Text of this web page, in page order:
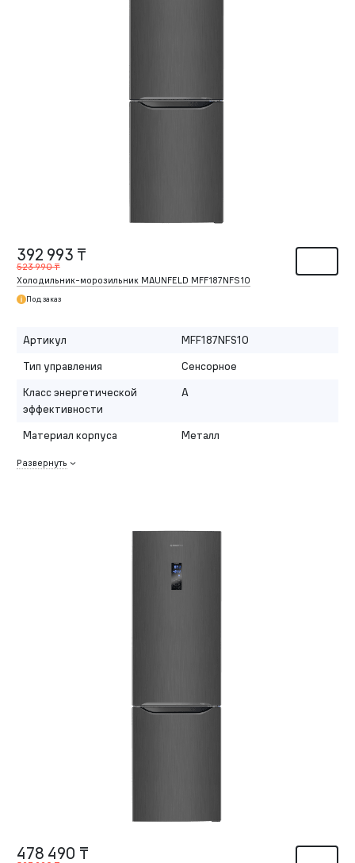
392 993 ₸
523 990 ₸
Холодильник-морозильник MAUNFELD MFF187NFS10
Под заказ
Артикул
MFF187NFS10
Тип управления
Сенсорное
Класс энергетической
эффективности
A
Материал корпуса Металл
Развернуть
478 490 ₸